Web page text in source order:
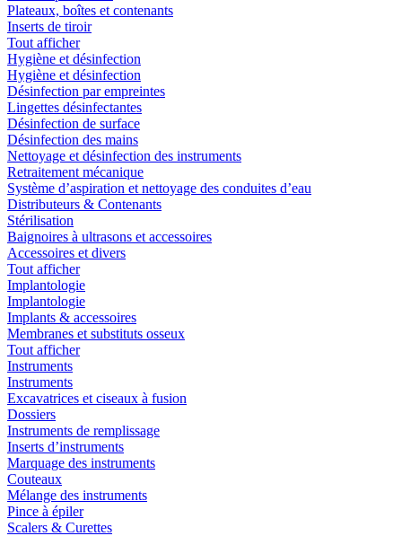
Plateaux, boîtes et contenants
Inserts de tiroir
Tout afficher
Hygiène et désinfection
Hygiène et désinfection
Désinfection par empreintes
Lingettes désinfectantes
Désinfection de surface
Désinfection des mains
Nettoyage et désinfection des instruments
Retraitement mécanique
Système d’aspiration et nettoyage des conduites d’eau
Distributeurs & Contenants
Stérilisation
Baignoires à ultrasons et accessoires
Accessoires et divers
Tout afficher
Implantologie
Implantologie
Implants & accessoires
Membranes et substituts osseux
Tout afficher
Instruments
Instruments
Excavatrices et ciseaux à fusion
Dossiers
Instruments de remplissage
Inserts d’instruments
Marquage des instruments
Couteaux
Mélange des instruments
Pince à épiler
Scalers & Curettes